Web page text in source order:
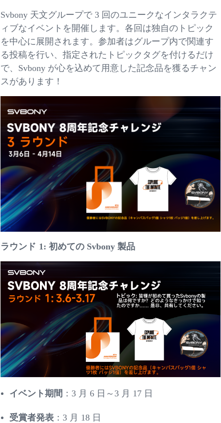
Svbony 天文グループで 3 回のユニークなインタラクテ
ィブなイベントを開催します。各回は独自のトピック
を中心に展開されます。参加者はグループ内で関連す
る投稿を行い、指定されたトピックタグを付けるだけ
で、Svbony が心を込めて用意した記念品を獲るチャン
スがあります！
ラウンド 1: 初めての Svbony 製品
イベント期間 ： 3 月 6 日～3 月 17 日
受賞者発表 ： 3 月 18 日